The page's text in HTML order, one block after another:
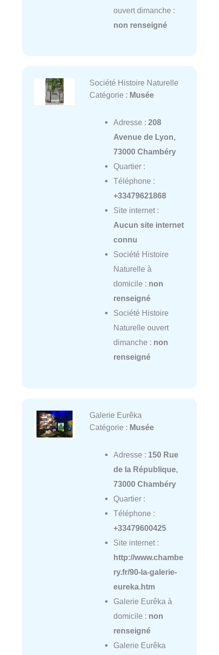
ouvert dimanche :
non renseigné
Société Histoire Naturelle
Catégorie : Musée
Adresse : 208
Avenue de Lyon,
73000 Chambéry
Quartier :
Téléphone :
+33479621868
Site internet :
Aucun site internet
connu
Société Histoire
Naturelle à
domicile : non
renseigné
Société Histoire
Naturelle ouvert
dimanche : non
renseigné
Galerie Eurêka
Catégorie : Musée
Adresse : 150 Rue
de la République,
73000 Chambéry
Quartier :
Téléphone :
+33479600425
Site internet :
http://www.chambe
ry.fr/90-la-galerie-
eureka.htm
Galerie Eurêka à
domicile : non
renseigné
Galerie Eurêka